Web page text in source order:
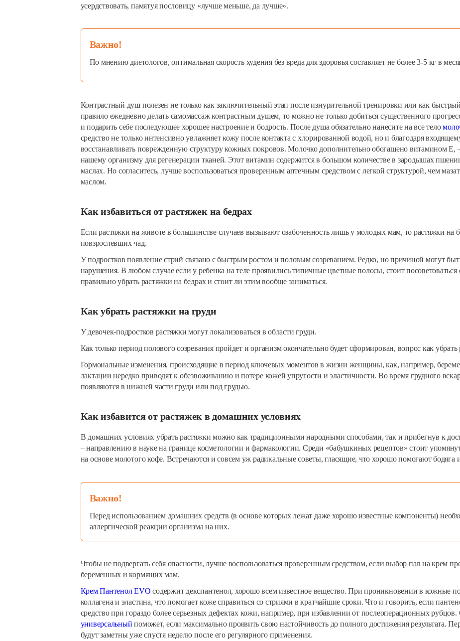
усердствовать, памятуя пословицу «лучше меньше, да лучше».
Важно!
По мнению диетологов, оптимальная скорость худения без вреда для здоровья составляет не более 3-5 кг в
Контрастный душ полезен не только как заключительный этап после изнурительной тренировки или как быстрый
правило ежедневно делать самомассаж контрастным душем, то можно не только добиться существенного
и подарить себе последующее хорошее настроение и бодрость. После душа обязательно нанесите на все тело
средство не только интенсивно увлажняет кожу после контакта с хлорированной водой, но и благодаря
восстанавливать поврежденную структуру кожных покровов. Молочко дополнительно обогащено витамином E,
нашему организму для регенерации тканей. Этот витамин содержится в большом количестве в зародышах
маслах. Но согласитесь, лучше воспользоваться проверенным аптечным средством с легкой структурой, чем
маслом.
Как избавиться от растяжек на бедрах
Если растяжки на животе в большинстве случаев вызывают озабоченность лишь у молодых мам, то растяжки на
повзрослевших чад.
У подростков появление стрий связано с быстрым ростом и половым созреванием. Редко, но причиной могут
нарушения. В любом случае если у ребенка на теле проявились типичные цветные полосы, стоит посоветоваться
правильно убрать растяжки на бедрах и стоит ли этим вообще заниматься.
Как убрать растяжки на груди
У девочек-подростков растяжки могут локализоваться в области груди.
Как только период полового созревания пройдет и организм окончательно будет сформирован, вопрос как
Гормональные изменения, происходящие в период ключевых моментов в жизни женщины, как, например,
лактации нередко приводят к обезвоживанию и потере кожей упругости и эластичности. Во время грудного
появляются в нижней части груди или под грудью.
Как избавится от растяжек в домашних условиях
В домашних условиях убрать растяжки можно как традиционными народными способами, так и прибегнув к
– направлению в науке на границе косметологии и фармакологии. Среди «бабушкиных рецептов» стоит
на основе молотого кофе. Встречаются и совсем уж радикальные советы, гласящие, что хорошо помогают бодяга
Важно!
Перед использованием домашних средств (в основе которых лежат даже хорошо известные компоненты)
аллергической реакции организма на них.
Чтобы не подвергать себя опасности, лучше воспользоваться проверенным средством, если выбор пал на крем
беременных и кормящих мам.
Крем Пантенол EVO содержит декспантенол, хорошо всем известное вещество. При проникновении в кожные
коллагена и эластина, что помогает коже справиться со стриями в кратчайшие сроки. Что и говорить, если
средство при гораздо более серьезных дефектах кожи, например, при избавлении от послеоперационных рубцов.
универсальный поможет, если максимально проявить свою настойчивость до полного достижения результата.
будут заметны уже спустя неделю после его регулярного применения.